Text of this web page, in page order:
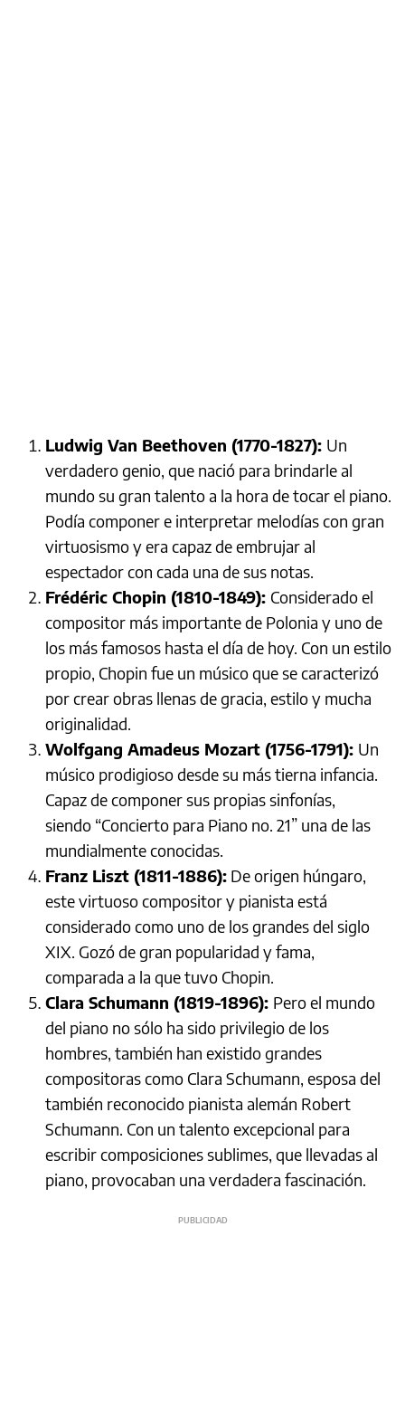
Ludwig Van Beethoven (1770-1827): Un
verdadero genio, que nació para brindarle al
mundo su gran talento a la hora de tocar el piano.
Podía componer e interpretar melodías con gran
virtuosismo y era capaz de embrujar al
espectador con cada una de sus notas.
Frédéric Chopin (1810-1849): Considerado el
compositor más importante de Polonia y uno de
los más famosos hasta el día de hoy. Con un estilo
propio, Chopin fue un músico que se caracterizó
por crear obras llenas de gracia, estilo y mucha
originalidad.
Wolfgang Amadeus Mozart (1756-1791): Un
músico prodigioso desde su más tierna infancia.
Capaz de componer sus propias sinfonías,
siendo “Concierto para Piano no. 21” una de las
mundialmente conocidas.
Franz Liszt (1811-1886): De origen húngaro,
este virtuoso compositor y pianista está
considerado como uno de los grandes del siglo
XIX. Gozó de gran popularidad y fama,
comparada a la que tuvo Chopin.
Clara Schumann (1819-1896): Pero el mundo
del piano no sólo ha sido privilegio de los
hombres, también han existido grandes
compositoras como Clara Schumann, esposa del
también reconocido pianista alemán Robert
Schumann. Con un talento excepcional para
escribir composiciones sublimes, que llevadas al
piano, provocaban una verdadera fascinación.